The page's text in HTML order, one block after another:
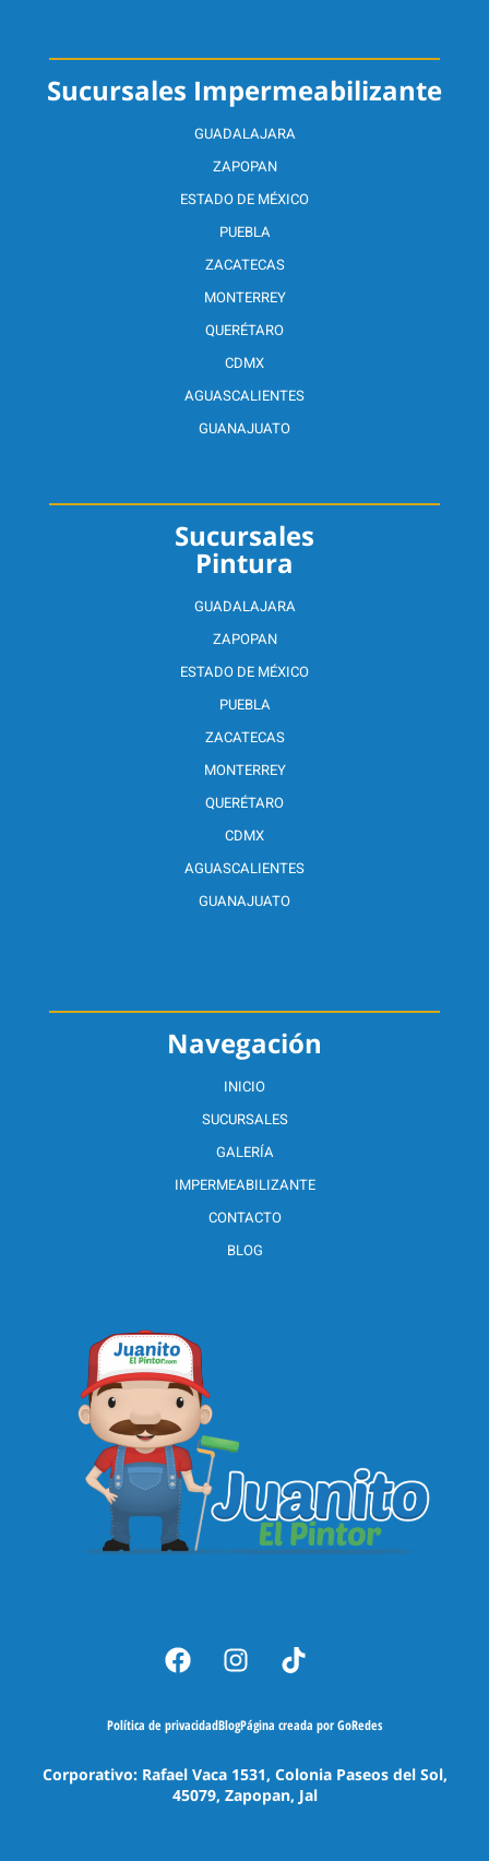
Navegación
INICIO
SUCURSALES
GALERÍA
IMPERMEABILIZANTE
CONTACTO
BLOG
Sucursales
Pintura
GUADALAJARA
ZAPOPAN
ESTADO DE MÉXICO
PUEBLA
ZACATECAS
MONTERREY
QUERÉTARO
CDMX
AGUASCALIENTES
GUANAJUATO
Sucursales Impermeabilizante
GUADALAJARA
ZAPOPAN
ESTADO DE MÉXICO
PUEBLA
ZACATECAS
MONTERREY
QUERÉTARO
CDMX
AGUASCALIENTES
GUANAJUATO
Política de privacidadBlogPágina creada por GoRedes
Corporativo: Rafael Vaca 1531, Colonia Paseos del Sol,
45079, Zapopan, Jal